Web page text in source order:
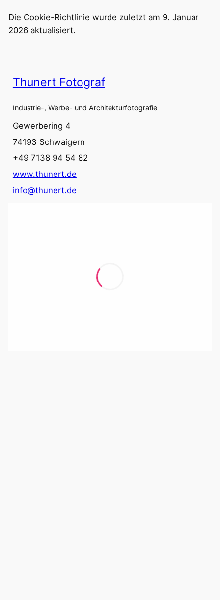
Die Cookie-Richtlinie wurde zuletzt am 9. Januar
2026 aktualisiert.
Thunert Fotograf
Industrie-, Werbe- und Architekturfotografie
Gewerbering 4
74193 Schwaigern
+49 7138 94 54 82
www.thunert.de
info@thunert.de